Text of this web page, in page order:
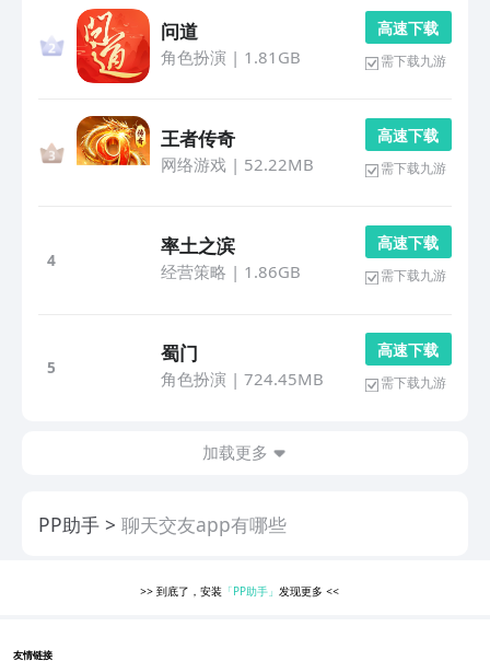
问道
角色扮演 | 1.81GB
高 速 下 载
需下载九游
王者传奇
网络游戏| 52.22MB
高 速 下 载
需下载九游
4
率土之滨
经营策略 | 1.86GB
高 速 下 载
需下载九游
5
蜀门
角色扮演 | 724.45MB
高 速 下 载
需下载九游
加载更多
PP助手 聊天交友app有哪些
>> 到底了，安装 「PP助手」 发现更多<<
友情链接